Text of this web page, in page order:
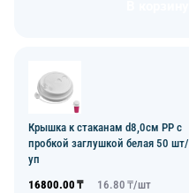
Крышка к стаканам d8,0см PP с
пробкой заглушкой белая 50 шт/
уп
16800.00 ₸ 16.80 ₸/шт